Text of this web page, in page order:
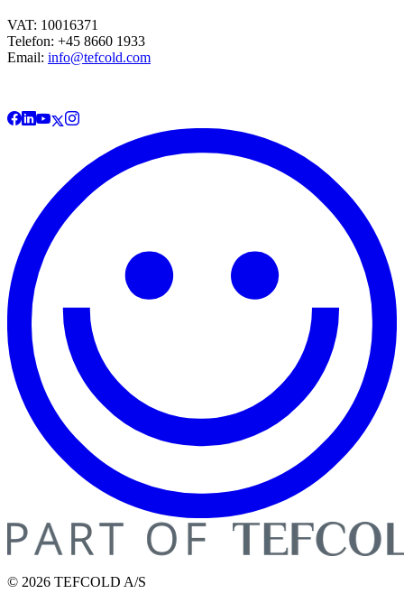
VAT: 10016371
Telefon: +45 8660 1933
Email: info@tefcold.com
© 2026 TEFCOLD A/S